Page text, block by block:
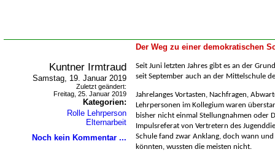
Der Weg zu einer demokratischen
Kuntner Irmtraud
Samstag, 19. Januar 2019
Zuletzt geändert:
Freitag, 25. Januar 2019
Kategorien:
Rolle Lehrperson
Elternarbeit
Noch kein Kommentar ...
Seit Juni letzten Jahres gibt es an der
seit September auch an der Mittelschule
Jahrelanges Vortasten, Nachfragen,
Lehrpersonen im Kollegium waren
bisher nicht einmal Stellungnahmen oder
Impulsreferat von Vertretern des
Schule fand zwar Anklang, doch wann
könnten, wussten die meisten nicht.